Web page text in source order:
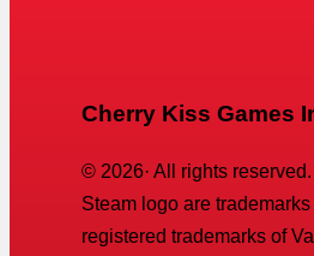
Cherry Kiss Games
© 2026· All rights
Steam logo are
registered trademarks of